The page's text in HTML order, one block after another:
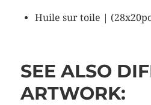
Huile sur toile |
SEE ALSO
ARTWORK: